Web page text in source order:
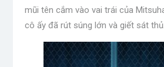
mũi tên cắm vào vai trái của
cô ấy đã rút súng lớn và giết sát thủ.